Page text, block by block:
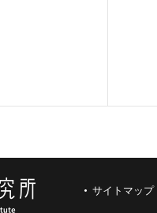
サイトマップ